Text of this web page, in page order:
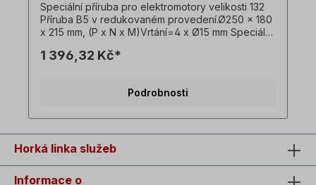
Speciální příruba pro elektromotory velikosti 132
Příruba B5 v redukovaném provedení.Ø250 x 180
x 215 mm, (P x N x M)Vrtání=4 x Ø15 mm Speciální
velikosti! ! pouze s doplatkem při výměně -
1 396,32 Kč*
Podrobnosti
Horká linka služeb
Informace o